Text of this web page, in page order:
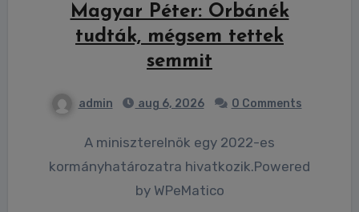
Magyar Péter: Orbánék
tudták, mégsem tettek
semmit
admin aug 6, 2026 0 Comments
A miniszterelnök egy 2022-es
kormányhatározatra hivatkozik.Powered
by WPeMatico